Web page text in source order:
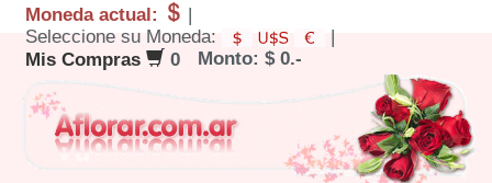
Moneda actual:
|
Seleccione su Moneda:
|
Mis Compras
0 Monto: $ 0.-